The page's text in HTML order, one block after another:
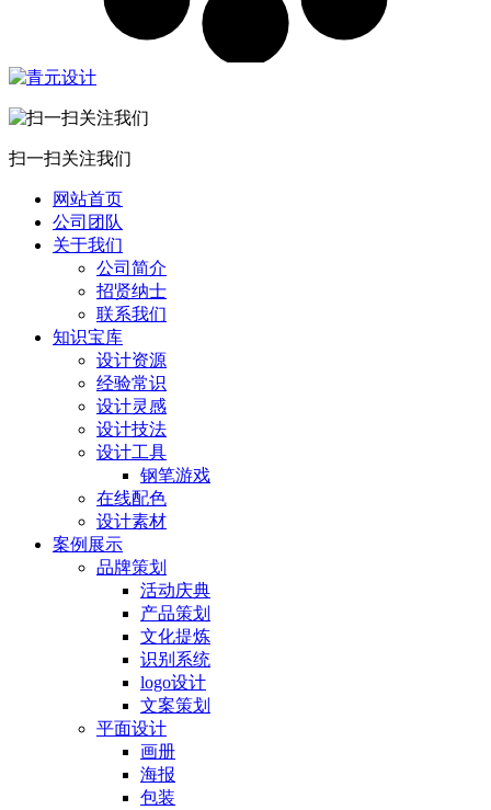
扫一扫关注我们
网站首页
公司团队
关于我们
公司简介
招贤纳士
联系我们
知识宝库
设计资源
经验常识
设计灵感
设计技法
设计工具
钢笔游戏
在线配色
设计素材
案例展示
品牌策划
活动庆典
产品策划
文化提炼
识别系统
logo设计
文案策划
平面设计
画册
海报
包装